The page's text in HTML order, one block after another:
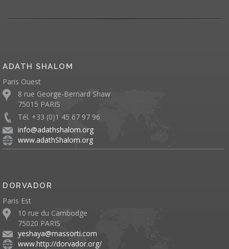
ADATH SHALOM
Paris Ouest
8 rue George-Bernard Shaw
75015 PARIS
Tél. +33 (0)1 45 67 97 96
info@adathshalom.org
www.adathShalom.org
DORVADOR
Paris Est
10 rue du Cambodge
75020 PARIS
yeshaya@massorti.com
www.http://dorvador.org/